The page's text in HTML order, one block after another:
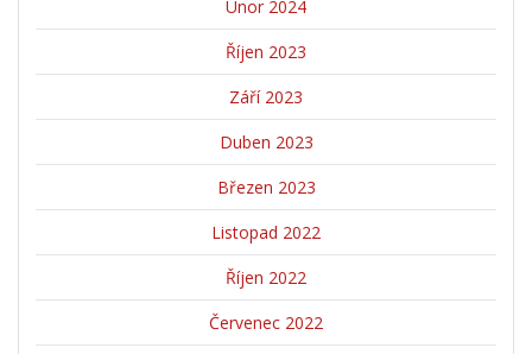
Únor 2024
Říjen 2023
Září 2023
Duben 2023
Březen 2023
Listopad 2022
Říjen 2022
Červenec 2022